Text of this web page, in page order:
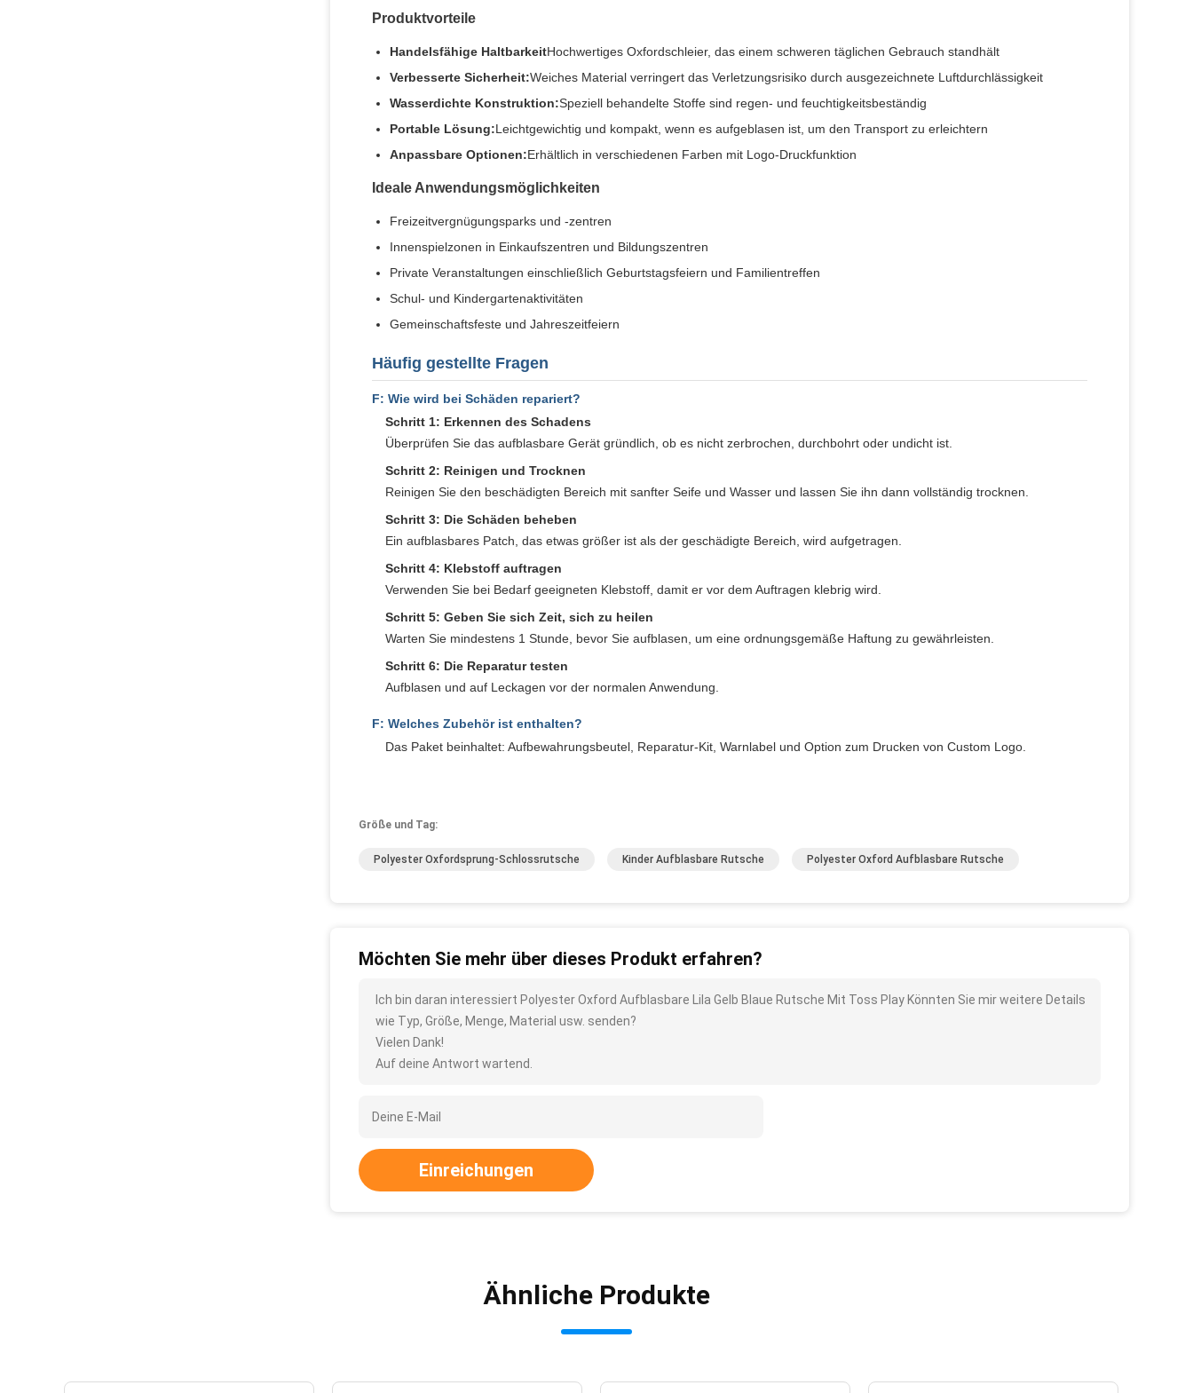
Produktvorteile
Handelsfähige HaltbarkeitHochwertiges Oxfordschleier, das einem schweren täglichen Gebrauch standhält
Verbesserte Sicherheit:Weiches Material verringert das Verletzungsrisiko durch ausgezeichnete Luftdurchlässigkeit
Wasserdichte Konstruktion:Speziell behandelte Stoffe sind regen- und feuchtigkeitsbeständig
Portable Lösung:Leichtgewichtig und kompakt, wenn es aufgeblasen ist, um den Transport zu erleichtern
Anpassbare Optionen:Erhältlich in verschiedenen Farben mit Logo-Druckfunktion
Ideale Anwendungsmöglichkeiten
Freizeitvergnügungsparks und -zentren
Innenspielzonen in Einkaufszentren und Bildungszentren
Private Veranstaltungen einschließlich Geburtstagsfeiern und Familientreffen
Schul- und Kindergartenaktivitäten
Gemeinschaftsfeste und Jahreszeitfeiern
Häufig gestellte Fragen
F: Wie wird bei Schäden repariert?
Schritt 1: Erkennen des Schadens
Überprüfen Sie das aufblasbare Gerät gründlich, ob es nicht zerbrochen, durchbohrt oder undicht ist.
Schritt 2: Reinigen und Trocknen
Reinigen Sie den beschädigten Bereich mit sanfter Seife und Wasser und lassen Sie ihn dann vollständig trocknen.
Schritt 3: Die Schäden beheben
Ein aufblasbares Patch, das etwas größer ist als der geschädigte Bereich, wird aufgetragen.
Schritt 4: Klebstoff auftragen
Verwenden Sie bei Bedarf geeigneten Klebstoff, damit er vor dem Auftragen klebrig wird.
Schritt 5: Geben Sie sich Zeit, sich zu heilen
Warten Sie mindestens 1 Stunde, bevor Sie aufblasen, um eine ordnungsgemäße Haftung zu gewährleisten.
Schritt 6: Die Reparatur testen
Aufblasen und auf Leckagen vor der normalen Anwendung.
F: Welches Zubehör ist enthalten?
Das Paket beinhaltet: Aufbewahrungsbeutel, Reparatur-Kit, Warnlabel und Option zum Drucken von Custom Logo.
Größe und Tag:
Polyester Oxfordsprung-Schlossrutsche Kinder Aufblasbare Rutsche Polyester Oxford Aufblasbare Rutsche
Möchten Sie mehr über dieses Produkt erfahren?
Ich bin daran interessiert Polyester Oxford Aufblasbare Lila Gelb Blaue Rutsche Mit Toss Play Könnten Sie mir weitere Details
wie Typ, Größe, Menge, Material usw. senden?
Vielen Dank!
Auf deine Antwort wartend.
Einreichungen
Ähnliche Produkte